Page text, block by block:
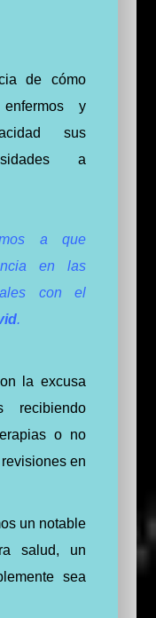
de cómo
y
sus
a
a que
en las
con el
.
la excusa
recibiendo
o no
en
un notable
salud, un
sea